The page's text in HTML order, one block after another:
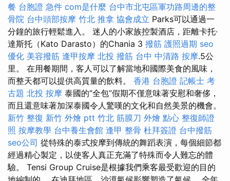
餐 台胞證 急件 com是什麼 台中市北屯區軍功路周邊的整
骨院 台中頭部按摩 竹北 推拿 協會成立 Parks可以通過一
分鐘的旅行輕鬆進入。 迷人的小家族控製酒店，距離卡托·
達斯托（Kato Darasto）的Chania 3 撥筋 護照過期 seo
優化 美容撥筋 逢甲按摩 北投 撥筋 台中 中清路 按摩.5公
里。 在用餐期間，客人可以了解當地和國際美食的風味，
而整天都可以提供高質量的飲料。 香港 台胞證 記帳士 考
古題 北投 按摩 泰國的“全包”假期不僅意味著安慰和奢侈，
而且還意味著加深泰國令人驚嘆的文化和自然美景的機會。
新竹 整復 新竹 外燴 ptt 竹北 筋膜刀 外燴 點心 整復師證
照 按摩教學 台中養生會館 逢甲 整骨 杜拜簽證 台中撥筋
seo公司 從特殊的泰式按摩到傳統的舞蹈表演，每個細節都
經過精心製定，以使客人真正充滿了特殊而令人難忘的體
驗。 Tensi Group Cruise是根據我們乘客最受歡迎的目的